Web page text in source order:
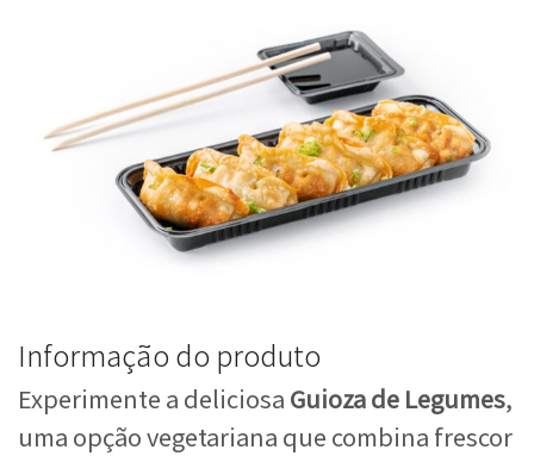
Informação do produto
Experimente a deliciosa Guioza de Legumes,
uma opção vegetariana que combina frescor